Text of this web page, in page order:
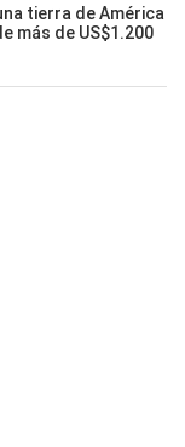
tierra de América
más de US$1.200